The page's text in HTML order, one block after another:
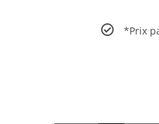
*Prix